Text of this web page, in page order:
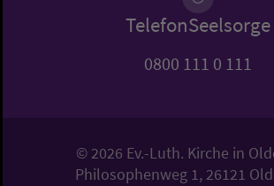
TelefonSeelsorge
0800 111 0 111
© 2026 Ev.-Luth. Kirche in
Philosophenweg 1, 26121